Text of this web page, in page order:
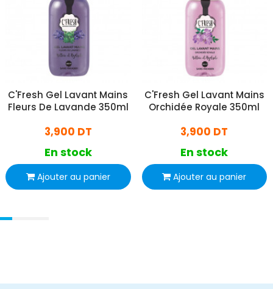
C'Fresh Gel Lavant Mains
Fleurs De Lavande 350ml
3,900 DT
En stock
Ajouter au panier
C'Fresh Gel Lavant Mains
Orchidée Royale 350ml
3,900 DT
En stock
Ajouter au panier